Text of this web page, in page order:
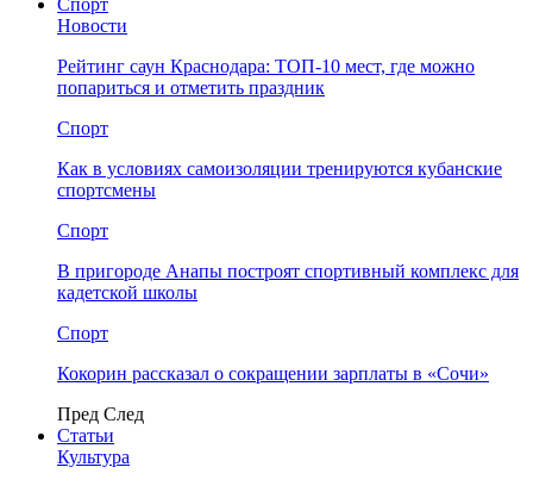
Спорт
Новости
Рейтинг саун Краснодара: ТОП-10 мест, где можно
попариться и отметить праздник
Спорт
Как в условиях самоизоляции тренируются кубанские
спортсмены
Спорт
В пригороде Анапы построят спортивный комплекс для
кадетской школы
Спорт
Кокорин рассказал о сокращении зарплаты в «Сочи»
Пред След
Статьи
Культура